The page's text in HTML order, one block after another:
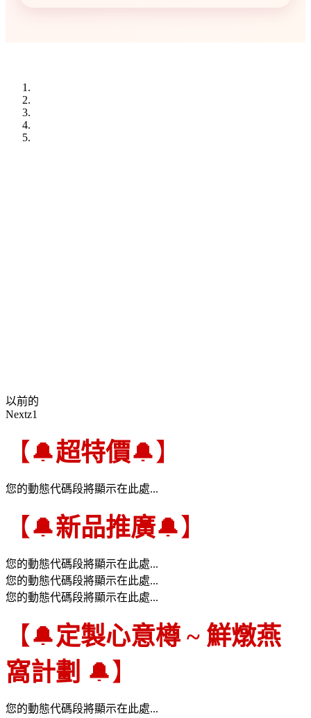
以前的
Nextz1
【🔔超特價🔔】
您的動態代碼段將顯示在此處...
【🔔新品推廣🔔】
您的動態代碼段將顯示在此處...
您的動態代碼段將顯示在此處...
您的動態代碼段將顯示在此處...
【🔔定製心意樽 ~ 鮮燉燕
窩計劃 🔔】
您的動態代碼段將顯示在此處...